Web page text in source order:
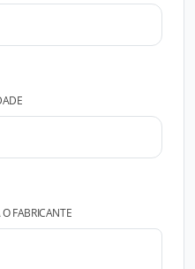
FABRICANTE